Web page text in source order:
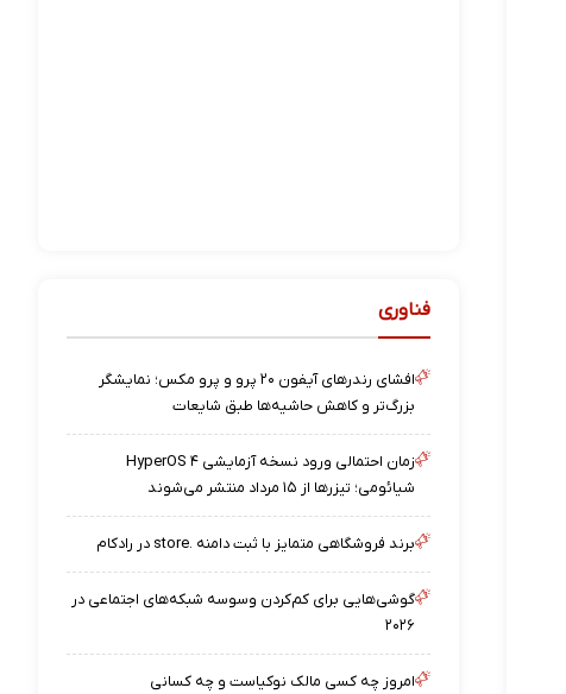
فناوری
افشای رندرهای آیفون ۲۰ پرو و پرو مکس؛ نمایشگر
بزرگ‌تر و کاهش حاشیه‌ها طبق شایعات
زمان احتمالی ورود نسخه آزمایشی HyperOS ۴
شیائومی؛ تیزرها از ۱۵ مرداد منتشر می‌شوند
برند فروشگاهی متمایز با ثبت دامنه .store در رادکام
گوشی‌هایی برای کم‌کردن وسوسه شبکه‌های اجتماعی در
۲۰۲۶
امروز چه کسی مالک نوکیاست و چه کسانی